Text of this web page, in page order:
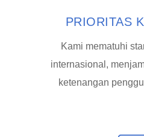
PRIORITAS
Kami mematuhi
internasional,
ketenangan